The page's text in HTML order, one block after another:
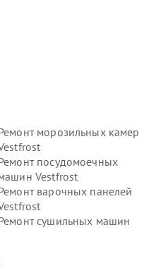
морозильных камер
посудомоечных
Vestfrost
варочных панелей
сушильных машин